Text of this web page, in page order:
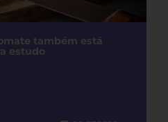
também está
estudo